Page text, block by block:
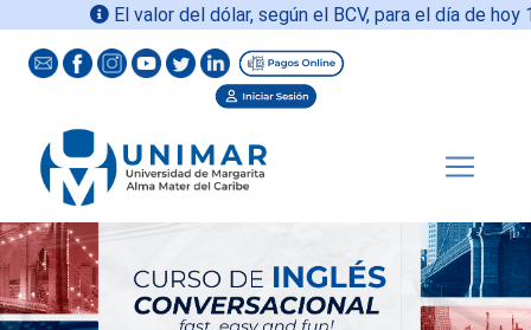
El valor del dólar, según el BCV, para el día de hoy10-